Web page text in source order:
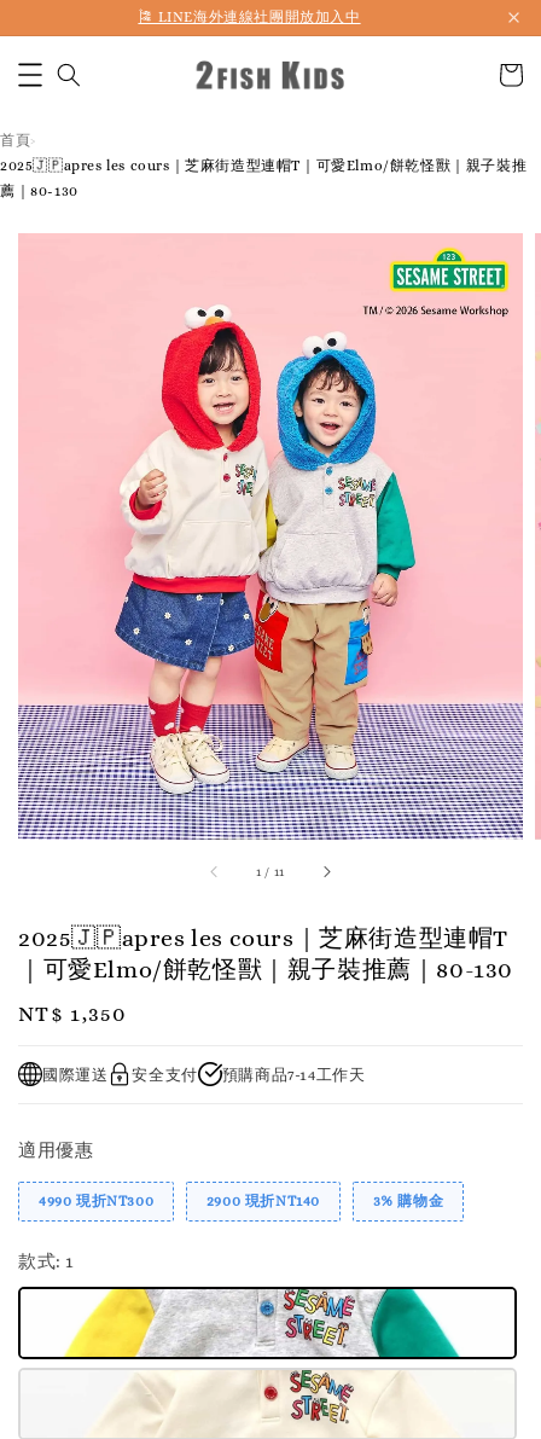
首購折50 ｜ 滿1,500 免運 ｜ 滿2,900 折140 ｜ 3%購物金
🎏 LINE海外連線社團開放加入中
首頁›
2025🇯🇵apres les cours｜芝麻街造型連帽T｜可愛Elmo/餅乾怪獸｜親子裝推
薦｜80-130
1 / 11
2025🇯🇵apres les cours｜芝麻街造型連帽T
｜可愛Elmo/餅乾怪獸｜親子裝推薦｜80-130
Regular
NT$ 1,350
國際運送 安全支付 預購商品7-14工作天
適用優惠
4990 現折NT300 2900 現折NT140 3% 購物金
款式: 1